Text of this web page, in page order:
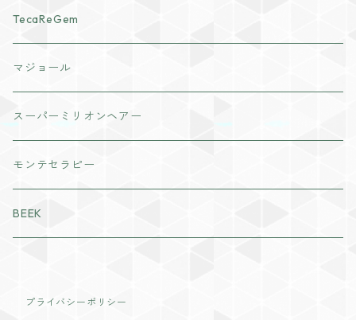
化粧水
ジェル・クリーム
cocochia
VI PLANTE
リキッド
ディフェンサー
インナーケア
粒タイプ
パウダータイプ
TecaReGem
マジョール
スーパーミリオンヘアー
モンテセラピー
BEEK
プライバシーポリシー